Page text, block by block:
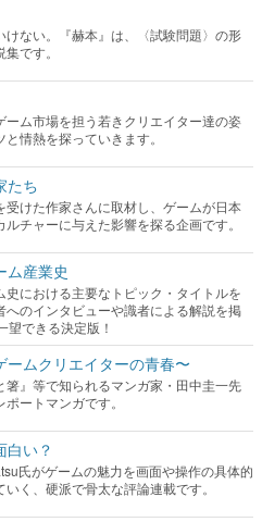
けない。『赫本』は、〈試験問題〉の形
です。
ーム市場を担う若きクリエイター達の姿
情熱を探っていきます。
たち
受けた作家さんに取材し、ゲームが日本
チャーに与えた影響を探る企画です。
ム産業史
史における主要なトピック・タイトルを
へのインタビューや識者による解説を掲
望できる決定版！
ームクリエイターの青春〜
箸』等で知られるマンガ家・田中圭一先
ートマンガです。
白い？
氏がゲームの魅力を画面や操作の具体的
く、硬派で骨太な評論連載です。